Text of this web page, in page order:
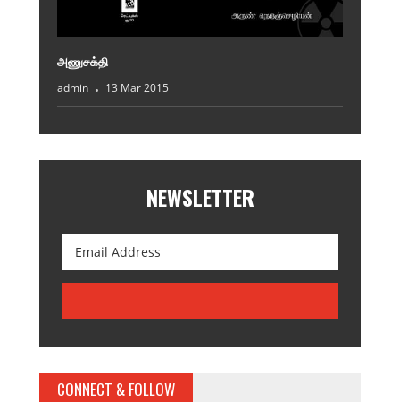
அணுசக்தி
admin 13 Mar 2015
NEWSLETTER
CONNECT & FOLLOW